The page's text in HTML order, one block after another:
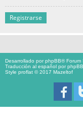
Registrarse
Desarrollado porphpBB® Forum
Traducción al español por
Style proflat © 2017 Mazeltof